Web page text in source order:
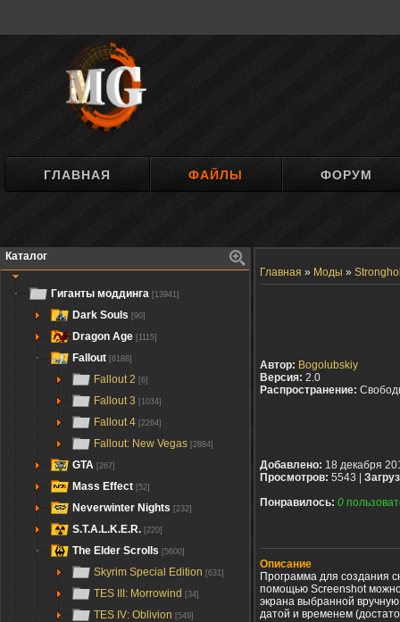
ГЛАВНАЯ ФАЙЛЫ ФОРУМ
Каталог
Гиганты моддинга [13941]
Dark Souls [90]
Dragon Age [1115]
Fallout [6188]
Fallout 2 [6]
Fallout 3 [1034]
Fallout 4 [2264]
Fallout: New Vegas [2884]
GTA [267]
Mass Effect [52]
Neverwinter Nights [232]
S.T.A.L.K.E.R. [220]
The Elder Scrolls [5600]
Skyrim Special Edition [631]
TES III: Morrowind [34]
TES IV: Oblivion [549]
Главная » Моды »
Автор: Bogolubskiy
Версия: 2.0
Распространение:
Добавлено: 18 декабря
Просмотров: 5543 |
Понравилось: 0
Описание
Программа для создания
помощью Screenshot можно
экрана выбранной
датой и временем